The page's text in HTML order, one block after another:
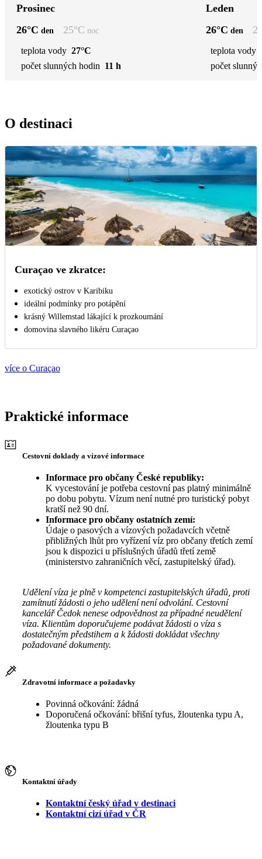
Prosinec
26°C den 25°C noc
teplota vody 27°C
počet slunných hodin 11 h
Leden
26°C den
teplota vody
počet
O destinaci
Curaçao ve zkratce:
exotický ostrov v Karibiku
ideální podmínky pro potápění
krásný Willemstad lákající k prozkoumání
domovina slavného likéru Curaçao
více o Curaçao
Praktické informace
Cestovní doklady a vízové informace
Informace pro občany České republiky:
K vycestování je potřeba cestovní pas platný minimálně
po dobu pobytu. Vízum není nutné pro turistický pobyt
kratší než 90 dní.
Informace pro občany ostatních zemí:
Údaje o pasových a vízových požadavcích včetně
přibližných lhůt pro vyřízení víz pro občany třetích zemí
jsou k dispozici u příslušných úřadů třetí země
(ministerstvo zahraničních věcí, zastupitelský úřad).
Udělení víza je plně v kompetenci zastupitelských úřadů, proti
zamítnutí žádosti o jeho udělení není odvolání. Cestovní
kancelář Čedok nenese odpovědnost za případné neudělení
víza. Klientům doporučujeme podávat žádosti o víza s
dostatečným předstihem a k žádosti dokládat všechny
požadované dokumenty.
Zdravotní informace a požadavky
Povinná očkování: žádná
Doporučená očkování: břišní tyfus, žloutenka typu A,
žloutenka typu B
Kontaktní úřady
Kontaktní český úřad v destinaci
Kontaktní cizí úřad v ČR